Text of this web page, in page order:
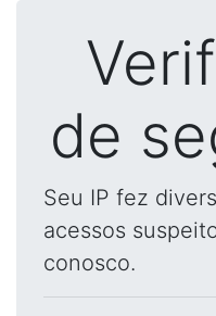
de
Seu IP fez
acessos
conosco.